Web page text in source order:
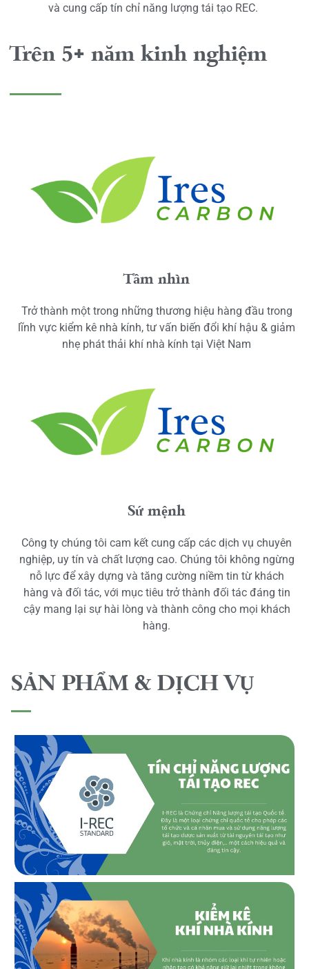
và cung cấp tín chỉ năng lượng tái tạo REC.
Trên 5+ năm kinh nghiệm
Tầm nhìn
Trở thành một trong những thương hiệu hàng đầu trong
lĩnh vực kiểm kê nhà kính, tư vấn biến đổi khí hậu & giảm
nhẹ phát thải khí nhà kính tại Việt Nam
Sứ mệnh
Công ty chúng tôi cam kết cung cấp các dịch vụ chuyên
nghiệp, uy tín và chất lượng cao. Chúng tôi không ngừng
nỗ lực để xây dựng và tăng cường niềm tin từ khách
hàng và đối tác, với mục tiêu trở thành đối tác đáng tin
cậy mang lại sự hài lòng và thành công cho mọi khách
hàng.
SẢN PHẨM & DỊCH VỤ